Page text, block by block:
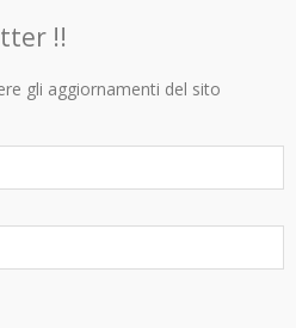
!!
gli aggiornamenti del sito